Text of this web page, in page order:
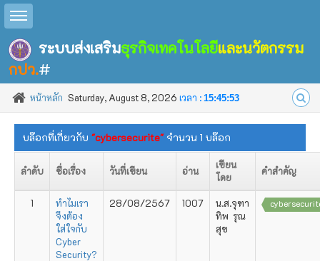
Toggle sidebar
ระบบส่งเสริมธุรกิจเทคโนโลยีและนวัตกรรม
กปว.#
หน้าหลัก Saturday, August 8, 2026 เวลา : 15:45:53
บล๊อกที่เกี่ยวกับ "cybersecurite" จำนวน 1 บล๊อก
ลำดับ ชื่อเรื่อง วันที่เขียน อ่าน
เขียน
โดย
คำสำคัญ
1
ทำไมเรา
จึงต้อง
ใส่ใจกับ
Cyber
Security?
28/08/2567 1007
น.ส.จุฑา
ทิพ รุณ
สุข